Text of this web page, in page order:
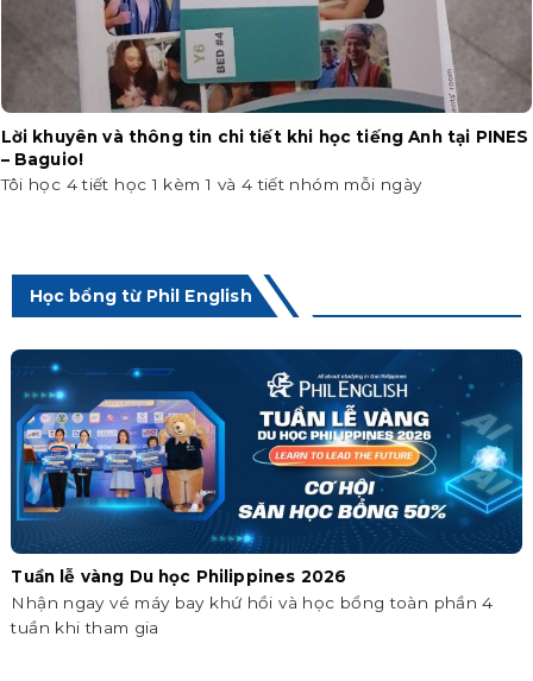
Lời khuyên và thông tin chi tiết khi học tiếng Anh tại PINES
– Baguio!
Tôi học 4 tiết học 1 kèm 1 và 4 tiết nhóm mỗi ngày
Học bổng từ Phil English
Tuần lễ vàng Du học Philippines 2026
Nhận ngay vé máy bay khứ hồi và học bổng toàn phần 4
tuần khi tham gia